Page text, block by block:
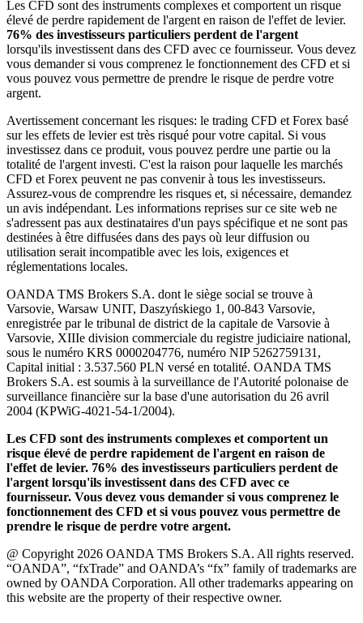
Les CFD sont des instruments complexes et comportent un risque
élevé de perdre rapidement de l'argent en raison de l'effet de levier.
76% des investisseurs particuliers perdent de l'argent
lorsqu'ils investissent dans des CFD avec ce fournisseur. Vous devez
vous demander si vous comprenez le fonctionnement des CFD et si
vous pouvez vous permettre de prendre le risque de perdre votre
argent.
Avertissement concernant les risques: le trading CFD et Forex basé
sur les effets de levier est très risqué pour votre capital. Si vous
investissez dans ce produit, vous pouvez perdre une partie ou la
totalité de l'argent investi. C'est la raison pour laquelle les marchés
CFD et Forex peuvent ne pas convenir à tous les investisseurs.
Assurez-vous de comprendre les risques et, si nécessaire, demandez
un avis indépendant. Les informations reprises sur ce site web ne
s'adressent pas aux destinataires d'un pays spécifique et ne sont pas
destinées à être diffusées dans des pays où leur diffusion ou
utilisation serait incompatible avec les lois, exigences et
réglementations locales.
OANDA TMS Brokers S.A. dont le siège social se trouve à
Varsovie, Warsaw UNIT, Daszyńskiego 1, 00-843 Varsovie,
enregistrée par le tribunal de district de la capitale de Varsovie à
Varsovie, XIIIe division commerciale du registre judiciaire national,
sous le numéro KRS 0000204776, numéro NIP 5262759131,
Capital initial : 3.537.560 PLN versé en totalité. OANDA TMS
Brokers S.A. est soumis à la surveillance de l'Autorité polonaise de
surveillance financière sur la base d'une autorisation du 26 avril
2004 (KPWiG-4021-54-1/2004).
Les CFD sont des instruments complexes et comportent un
risque élevé de perdre rapidement de l'argent en raison de
l'effet de levier. 76% des investisseurs particuliers perdent de
l'argent lorsqu'ils investissent dans des CFD avec ce
fournisseur. Vous devez vous demander si vous comprenez le
fonctionnement des CFD et si vous pouvez vous permettre de
prendre le risque de perdre votre argent.
@ Copyright 2026 OANDA TMS Brokers S.A. All rights reserved.
“OANDA”, “fxTrade” and OANDA’s “fx” family of trademarks are
owned by OANDA Corporation. All other trademarks appearing on
this website are the property of their respective owner.